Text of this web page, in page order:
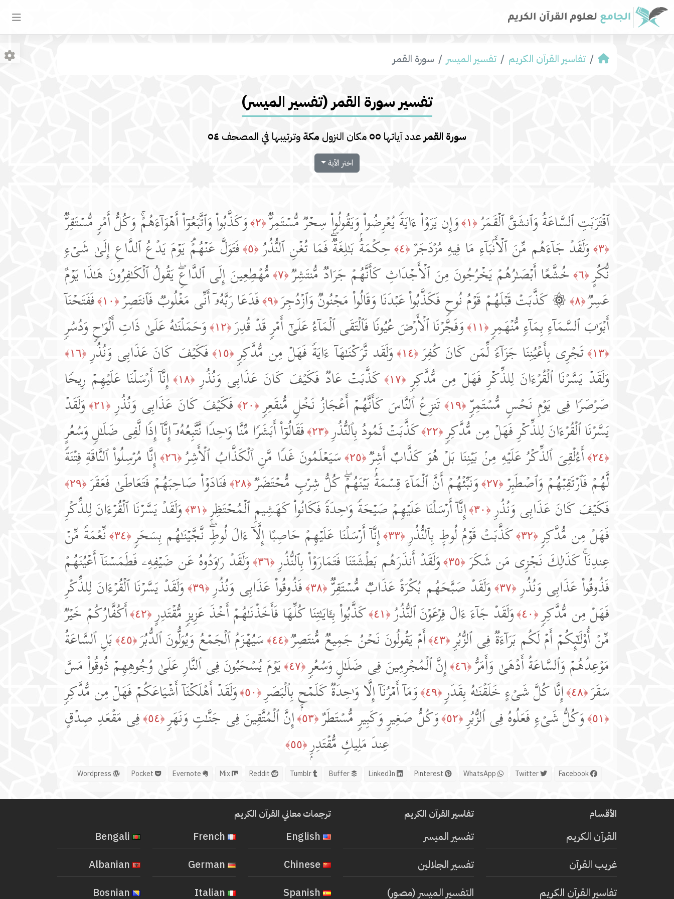
تفاسير القرآن الكريم تفسير المیسر سورة القمر
تفسير سورة القمر (تفسير المیسر)
سورة القمرعدد آياتها ٥٥ مكان النزول مكة وترتيبها في المصحف ٥٤
اختر الآية
ٱقۡتَرَبَتِ ٱلسَّاعَةُ وَٱنشَقَّ ٱلۡقَمَرُ ﴿١﴾ وَإِن یَرَوۡا۟ ءَایَةࣰ یُعۡرِضُوا۟ وَیَقُولُوا۟ سِحۡرࣱ مُّسۡتَمِرࣱّ ﴿٢﴾ وَكَذَّبُوا۟ وَٱتَّبَعُوۤا۟ أَهۡوَاۤءَهُمۡۚ وَكُلُّ أَمۡرࣲ مُّسۡتَقِرࣱّ
﴿٣﴾ وَلَقَدۡ جَاۤءَهُم مِّنَ ٱلۡأَنۢبَاۤءِ مَا فِیهِ مُزۡدَجَرٌ ﴿٤﴾ حِكۡمَةُۢ بَـٰلِغَةࣱۖ فَمَا تُغۡنِ ٱلنُّذُرُ ﴿٥﴾
فَتَوَلَّ عَنۡهُمۡۘ یَوۡمَ یَدۡعُ ٱلدَّاعِ إِلَىٰ شَیۡءࣲ
نُّكُرٍ ﴿٦﴾ خُشَّعًا أَبۡصَـٰرُهُمۡ یَخۡرُجُونَ مِنَ ٱلۡأَجۡدَاثِ كَأَنَّهُمۡ جَرَادࣱ مُّنتَشِرࣱ ﴿٧﴾
مُّهۡطِعِینَ إِلَى ٱلدَّاعِۖ یَقُولُ ٱلۡكَـٰفِرُونَ هَـٰذَا یَوۡمٌ
عَسِرࣱ ﴿٨﴾ ۞ كَذَّبَتۡ قَبۡلَهُمۡ قَوۡمُ نُوحࣲ فَكَذَّبُوا۟ عَبۡدَنَا وَقَالُوا۟ مَجۡنُونࣱ وَٱزۡدُجِرَ ﴿٩﴾ فَدَعَا رَبَّهُۥۤ أَنِّی مَغۡلُوبࣱ فَٱنتَصِرۡ ﴿١٠﴾
فَفَتَحۡنَاۤ
أَبۡوَ ٰ⁠بَ ٱلسَّمَاۤءِ بِمَاۤءࣲ مُّنۡهَمِرࣲ ﴿١١﴾ وَفَجَّرۡنَا ٱلۡأَرۡضَ عُیُونࣰا فَٱلۡتَقَى ٱلۡمَاۤءُ عَلَىٰۤ أَمۡرࣲ قَدۡ قُدِرَ ﴿١٢﴾ وَحَمَلۡنَـٰهُ عَلَىٰ ذَاتِ أَلۡوَ ٰ⁠حࣲ وَدُسُرࣲ
﴿١٣﴾ تَجۡرِی بِأَعۡیُنِنَا جَزَاۤءࣰ لِّمَن كَانَ كُفِرَ ﴿١٤﴾ وَلَقَد تَّرَكۡنَـٰهَاۤ ءَایَةࣰ فَهَلۡ مِن مُّدَّكِرࣲ ﴿١٥﴾ فَكَیۡفَ كَانَ عَذَابِی وَنُذُرِ ﴿١٦﴾
وَلَقَدۡ یَسَّرۡنَا ٱلۡقُرۡءَانَ لِلذِّكۡرِ فَهَلۡ مِن مُّدَّكِرࣲ ﴿١٧﴾ كَذَّبَتۡ عَادࣱ فَكَیۡفَ كَانَ عَذَابِی وَنُذُرِ ﴿١٨﴾
إِنَّاۤ أَرۡسَلۡنَا عَلَیۡهِمۡ رِیحࣰا
صَرۡصَرࣰا فِی یَوۡمِ نَحۡسࣲ مُّسۡتَمِرࣲّ ﴿١٩﴾ تَنزِعُ ٱلنَّاسَ كَأَنَّهُمۡ أَعۡجَازُ نَخۡلࣲ مُّنقَعِرࣲ ﴿٢٠﴾ فَكَیۡفَ كَانَ عَذَابِی وَنُذُرِ ﴿٢١﴾
وَلَقَدۡ
یَسَّرۡنَا ٱلۡقُرۡءَانَ لِلذِّكۡرِ فَهَلۡ مِن مُّدَّكِرࣲ ﴿٢٢﴾ كَذَّبَتۡ ثَمُودُ بِٱلنُّذُرِ ﴿٢٣﴾ فَقَالُوۤا۟ أَبَشَرࣰا مِّنَّا وَ ٰ⁠حِدࣰا نَّتَّبِعُهُۥۤ إِنَّاۤ إِذࣰا لَّفِی ضَلَـٰلࣲ وَسُعُرٍ
﴿٢٤﴾ أَءُلۡقِیَ ٱلذِّكۡرُ عَلَیۡهِ مِنۢ بَیۡنِنَا بَلۡ هُوَ كَذَّابٌ أَشِرࣱ ﴿٢٥﴾ سَیَعۡلَمُونَ غَدࣰا مَّنِ ٱلۡكَذَّابُ ٱلۡأَشِرُ ﴿٢٦﴾
إِنَّا مُرۡسِلُوا۟ ٱلنَّاقَةِ فِتۡنَةࣰ
لَّهُمۡ فَٱرۡتَقِبۡهُمۡ وَٱصۡطَبِرۡ ﴿٢٧﴾ وَنَبِّئۡهُمۡ أَنَّ ٱلۡمَاۤءَ قِسۡمَةُۢ بَیۡنَهُمۡۖ كُلُّ شِرۡبࣲ مُّحۡتَضَرࣱ ﴿٢٨﴾ فَنَادَوۡا۟ صَاحِبَهُمۡ فَتَعَاطَىٰ فَعَقَرَ ﴿٢٩﴾
فَكَیۡفَ كَانَ عَذَابِی وَنُذُرِ ﴿٣٠﴾ إِنَّاۤ أَرۡسَلۡنَا عَلَیۡهِمۡ صَیۡحَةࣰ وَ ٰ⁠حِدَةࣰ فَكَانُوا۟ كَهَشِیمِ ٱلۡمُحۡتَظِرِ ﴿٣١﴾
وَلَقَدۡ یَسَّرۡنَا ٱلۡقُرۡءَانَ لِلذِّكۡرِ
فَهَلۡ مِن مُّدَّكِرࣲ ﴿٣٢﴾ كَذَّبَتۡ قَوۡمُ لُوطِۭ بِٱلنُّذُرِ ﴿٣٣﴾ إِنَّاۤ أَرۡسَلۡنَا عَلَیۡهِمۡ حَاصِبًا إِلَّاۤ ءَالَ لُوطࣲۖ نَّجَّیۡنَـٰهُم بِسَحَرࣲ ﴿٣٤﴾
نِّعۡمَةࣰ مِّنۡ
عِندِنَاۚ كَذَ ٰ⁠لِكَ نَجۡزِی مَن شَكَرَ ﴿٣٥﴾ وَلَقَدۡ أَنذَرَهُم بَطۡشَتَنَا فَتَمَارَوۡا۟ بِٱلنُّذُرِ ﴿٣٦﴾
وَلَقَدۡ رَ ٰ⁠وَدُوهُ عَن ضَیۡفِهِۦ فَطَمَسۡنَاۤ أَعۡیُنَهُمۡ
فَذُوقُوا۟ عَذَابِی وَنُذُرِ ﴿٣٧﴾ وَلَقَدۡ صَبَّحَهُم بُكۡرَةً عَذَابࣱ مُّسۡتَقِرࣱّ ﴿٣٨﴾ فَذُوقُوا۟ عَذَابِی وَنُذُرِ ﴿٣٩﴾
وَلَقَدۡ یَسَّرۡنَا ٱلۡقُرۡءَانَ لِلذِّكۡرِ
فَهَلۡ مِن مُّدَّكِرࣲ ﴿٤٠﴾ وَلَقَدۡ جَاۤءَ ءَالَ فِرۡعَوۡنَ ٱلنُّذُرُ ﴿٤١﴾ كَذَّبُوا۟ بِـَٔایَـٰتِنَا كُلِّهَا فَأَخَذۡنَـٰهُمۡ أَخۡذَ عَزِیزࣲ مُّقۡتَدِرٍ ﴿٤٢﴾
أَكُفَّارُكُمۡ خَیۡرࣱ
مِّنۡ أُو۟لَـٰۤىِٕكُمۡ أَمۡ لَكُم بَرَاۤءَةࣱ فِی ٱلزُّبُرِ ﴿٤٣﴾ أَمۡ یَقُولُونَ نَحۡنُ جَمِیعࣱ مُّنتَصِرࣱ ﴿٤٤﴾ سَیُهۡزَمُ ٱلۡجَمۡعُ وَیُوَلُّونَ ٱلدُّبُرَ ﴿٤٥﴾
بَلِ ٱلسَّاعَةُ
مَوۡعِدُهُمۡ وَٱلسَّاعَةُ أَدۡهَىٰ وَأَمَرُّ ﴿٤٦﴾ إِنَّ ٱلۡمُجۡرِمِینَ فِی ضَلَـٰلࣲ وَسُعُرࣲ ﴿٤٧﴾
یَوۡمَ یُسۡحَبُونَ فِی ٱلنَّارِ عَلَىٰ وُجُوهِهِمۡ ذُوقُوا۟ مَسَّ
سَقَرَ ﴿٤٨﴾ إِنَّا كُلَّ شَیۡءٍ خَلَقۡنَـٰهُ بِقَدَرࣲ ﴿٤٩﴾ وَمَاۤ أَمۡرُنَاۤ إِلَّا وَ ٰ⁠حِدَةࣱ كَلَمۡحِۭ بِٱلۡبَصَرِ ﴿٥٠﴾ وَلَقَدۡ أَهۡلَكۡنَاۤ أَشۡیَاعَكُمۡ فَهَلۡ مِن مُّدَّكِرࣲ
﴿٥١﴾ وَكُلُّ شَیۡءࣲ فَعَلُوهُ فِی ٱلزُّبُرِ ﴿٥٢﴾ وَكُلُّ صَغِیرࣲ وَكَبِیرࣲ مُّسۡتَطَرٌ ﴿٥٣﴾ إِنَّ ٱلۡمُتَّقِینَ فِی جَنَّـٰتࣲ وَنَهَرࣲ ﴿٥٤﴾
فِی مَقۡعَدِ صِدۡقٍ
عِندَ مَلِیكࣲ مُّقۡتَدِرِۭ ﴿٥٥﴾
Facebook
Twitter
Buffer
Tumblr
Mix
الأقسام
القرآن الكريم
غريب القرآن
تفاسير القرآن الكريم
تفاسير القرآن الكريم
تفسير المیسر
تفسير الجلالين
التفسير الميسر (مصور)
ترجمات معاني القرآن الكريم